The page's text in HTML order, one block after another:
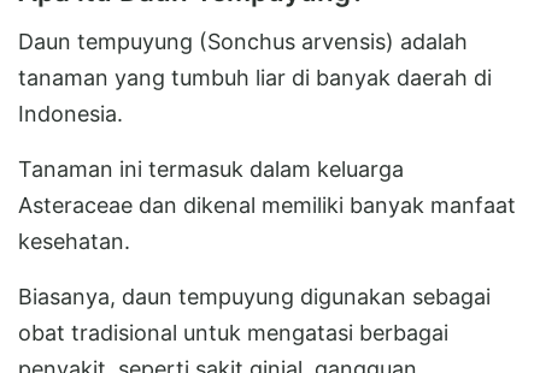
Daun tempuyung (Sonchus arvensis) adalah
tanaman yang tumbuh liar di banyak daerah di
Indonesia.
Tanaman ini termasuk dalam keluarga
Asteraceae dan dikenal memiliki banyak manfaat
kesehatan.
Biasanya, daun tempuyung digunakan sebagai
obat tradisional untuk mengatasi berbagai